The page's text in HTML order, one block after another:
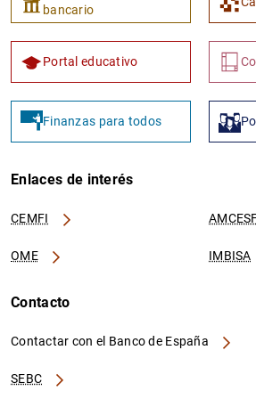
bancario
Portal educativo
Finanzas para todos
Enlaces de interés
CEMFI
OME IMBISA
Contacto
Contactar con el Banco de España
SEBC